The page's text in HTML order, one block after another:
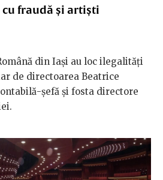
fraudă și artiști
din Iași au loc ilegalități
de directoarea Beatrice
șefă și fosta directore